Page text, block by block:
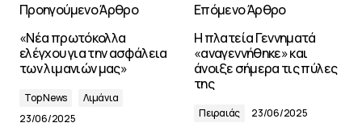
Προηγούμενο Άρθρο
«Νέα πρωτόκολλα
ελέγχου για την ασφάλεια
των λιμανιών μας»
Top News
Λιμάνια
23/06/2025
Επόμενο Άρθρο
Η πλατεία Γεννηματά
«αναγεννήθηκε» και
άνοιξε σήμερα τις πύλες
της
Πειραιάς 23/06/2025